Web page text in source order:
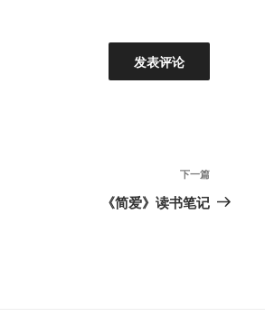
下
一
下一篇
《简爱》读书笔记